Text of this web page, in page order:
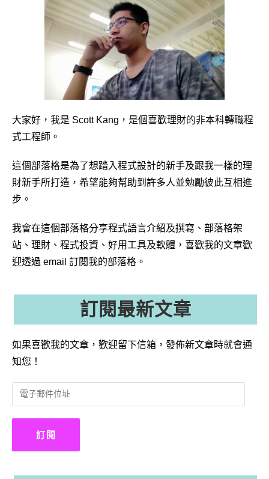
大家好，我是 Scott Kang，是個喜歡理財的非本科轉職程
式工程師。
這個部落格是為了想踏入程式設計的新手及跟我一樣的理
財新手所打造，希望能夠幫助到許多人並勉勵彼此互相進
步。
我會在這個部落格分享程式語言介紹及撰寫、部落格架
站、理財、程式投資、好用工具及軟體，喜歡我的文章歡
迎透過 email 訂閱我的部落格。
訂閱最新文章
如果喜歡我的文章，歡迎留下信箱，發佈新文章時就會通
知您！
子
郵
位
訂閱